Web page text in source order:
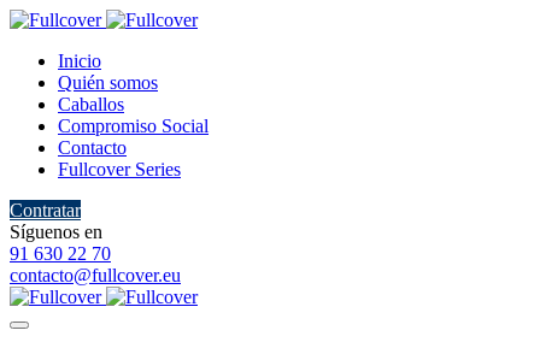
Inicio
Quién somos
Caballos
Compromiso Social
Contacto
Fullcover Series
Contratar
Síguenos en
91 630 22 70
contacto@fullcover.eu